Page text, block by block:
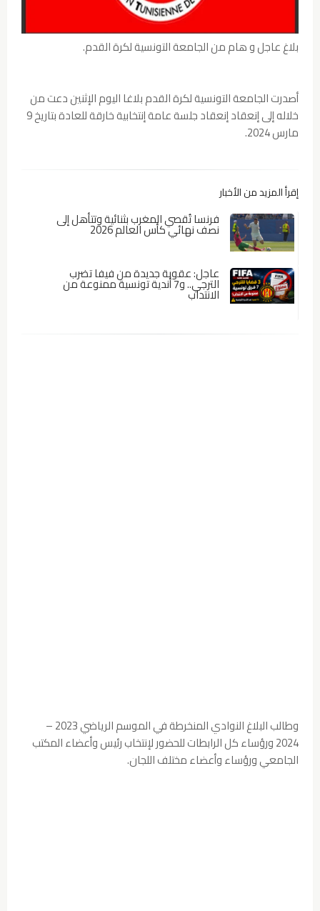
بلاغ عاجل و هام من الجامعة التونسية لكرة القدم.
أصدرت الجامعة التونسية لكرة القدم بلاغا اليوم الإثنين دعت من
خلاله إلى إنعقاد إنعقاد جلسة عامة إنتخابية خارقة للعادة بتاريخ 9
مارس 2024.
إقرأ المزيد من الأخبار
فرنسا تُقصي المغرب بثنائية وتتأهل إلى
نصف نهائي كأس العالم 2026
عاجل: عقوبة جديدة من فيفا تضرب
الترجي.. و7 أندية تونسية ممنوعة من
الانتداب
وطالب البلاغ النوادي المنخرطة في الموسم الرياضي 2023 –
2024 ورؤساء كل الرابطات للحضور لإنتخاب رئيس وأعضاء المكتب
الجامعي ورؤساء وأعضاء مختلف اللجان.